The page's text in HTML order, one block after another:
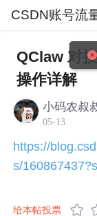
社区
QClaw 对
操作详解
小码农叔
05-13
https://
s/
给本帖投票